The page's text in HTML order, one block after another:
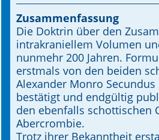
Online First
A&I English
Mediadaten
Autoren-Service
Bestell-Service
Zusammenfassung
Die Doktrin über den
intrakraniellem Volumen
nunmehr 200 Jahren.
erstmals von den beiden
Alexander Monro
bestätigt und endgültig
den ebenfalls schottischen
Abercrombie.
Trotz ihrer Bekanntheit